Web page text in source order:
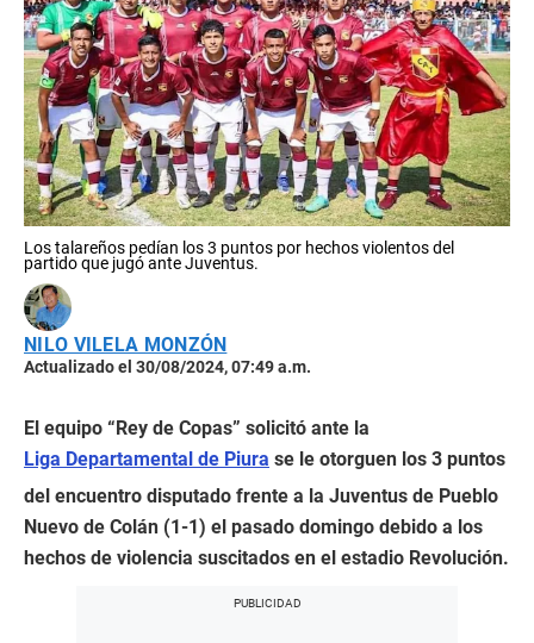
Los talareños pedían los 3 puntos por hechos violentos del
partido que jugó ante Juventus.
NILO VILELA MONZÓN
Actualizado el 30/08/2024, 07:49 a.m.
El equipo “Rey de Copas” solicitó ante la
Liga Departamental de Piura se le otorguen los 3 puntos
del encuentro disputado frente a la Juventus de Pueblo
Nuevo de Colán (1-1) el pasado domingo debido a los
hechos de violencia suscitados en el estadio Revolución.